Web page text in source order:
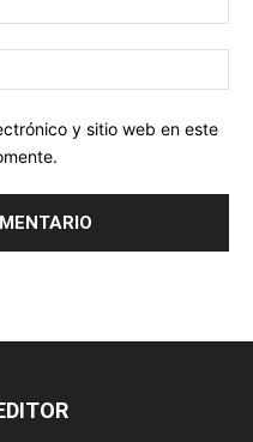
y sitio web en este